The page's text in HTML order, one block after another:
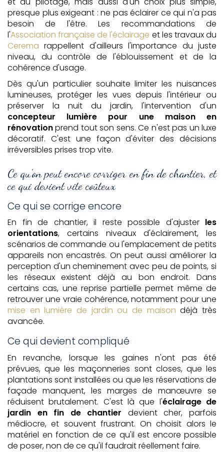
presque plus exigeant : ne pas éclairer ce qui n'a pas
besoin de l'être. Les recommandations de
l'Association française de l'éclairage et les travaux du
Cerema rappellent d'ailleurs l'importance du juste
niveau, du contrôle de l'éblouissement et de la
cohérence d'usage.
Dès qu'un particulier souhaite limiter les nuisances
lumineuses, protéger les vues depuis l'intérieur ou
préserver la nuit du jardin, l'intervention d'un
concepteur lumière pour une maison en
rénovationprend tout son sens. Ce n'est pas un luxe
décoratif. C'est une façon d'éviter des décisions
irréversibles prises trop vite.
Ce qu'on peut encore corriger en fin de chantier, et
ce qui devient vite coûteux
Ce qui se corrige encore
En fin de chantier, il reste possible d'ajuster les
orientations, certains niveaux d'éclairement, les
scénarios de commande ou l'emplacement de petits
appareils non encastrés. On peut aussi améliorer la
perception d'un cheminement avec peu de points, si
les réseaux existent déjà au bon endroit. Dans
certains cas, une reprise partielle permet même de
retrouver une vraie cohérence, notamment pour une
mise en lumière de jardin ou de maison déjà très
avancée.
Ce qui devient compliqué
En revanche, lorsque les gaines n'ont pas été
prévues, que les maçonneries sont closes, que les
plantations sont installées ou que les réservations de
façade manquent, les marges de manœuvre se
réduisent brutalement. C'est là que l'éclairage de
jardin en fin de chantier devient cher, parfois
médiocre, et souvent frustrant. On choisit alors le
matériel en fonction de ce qu'il est encore possible
de poser, non de ce qu'il faudrait réellement faire.